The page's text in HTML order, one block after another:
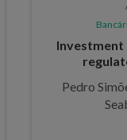
Investment
Pedro